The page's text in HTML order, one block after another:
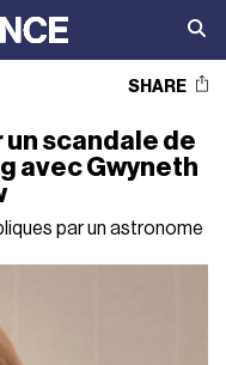
SHARE
scandale de
avec Gwyneth
par un astronome